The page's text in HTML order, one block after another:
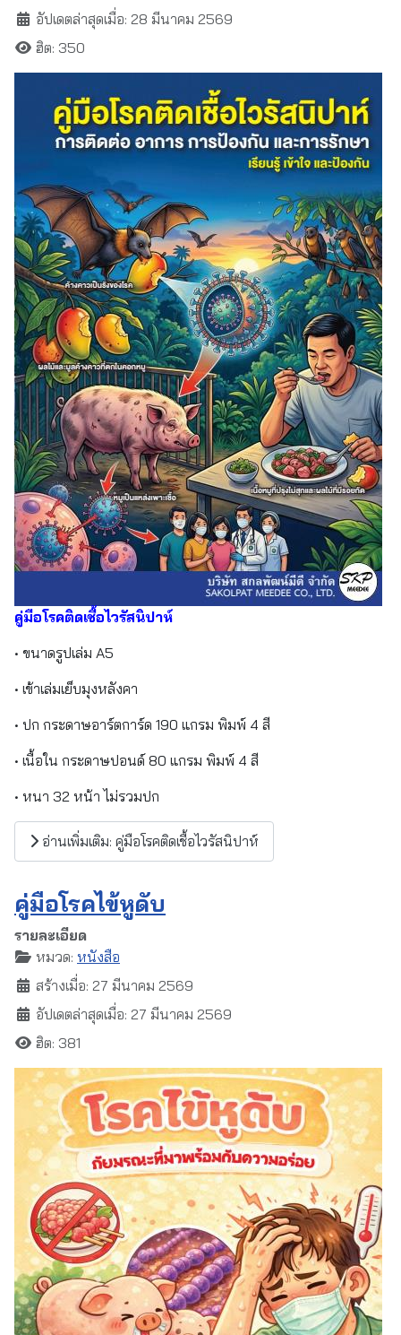
อัปเดตล่าสุดเมื่อ: 28 มีนาคม 2569
ฮิต: 350
คู่มือโรคติดเชื้อไวรัสนิปาห์
• ขนาดรูปเล่ม A5
• เข้าเล่มเย็บมุงหลังคา
• ปก กระดาษอาร์ตการ์ด 190 แกรม พิมพ์ 4 สี
• เนื้อใน กระดาษปอนด์ 80 แกรม พิมพ์ 4 สี
• หนา 32 หน้า ไม่รวมปก
อ่านเพิ่มเติม: คู่มือโรคติดเชื้อไวรัสนิปาห์
คู่มือโรคไข้หูดับ
รายละเอียด
หมวด: หนังสือ
สร้างเมื่อ: 27 มีนาคม 2569
อัปเดตล่าสุดเมื่อ: 27 มีนาคม 2569
ฮิต: 381